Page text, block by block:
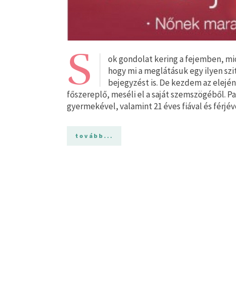
S
ok gondolat kering a fejemben,
hogy mi a meglátásuk egy ilyen
bejegyzést is. De kezdem az
főszereplő, meséli el a saját szemszögéből.
gyermekével, valamint 21 éves fiával és
tovább...